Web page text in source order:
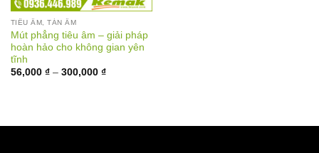
TIÊU ÂM, TÁN ÂM
Mút phẳng tiêu âm – giải pháp
hoàn hảo cho không gian yên
tĩnh
56,000 ₫ – 300,000 ₫Khoảng